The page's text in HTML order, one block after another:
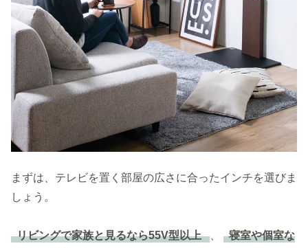
まずは、テレビを置く部屋の広さに合ったインチを選びま
しょう。
リビングで家族と見るなら55V型以上 、
寝室や個室な